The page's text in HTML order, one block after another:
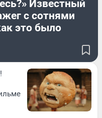
Известный
с сотнями
это было